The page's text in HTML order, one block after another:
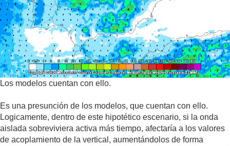
Los modelos cuentan con ello.
Es una presunción de los modelos, que cuentan con ello.
Logicamente, dentro de este hipotético escenario, si la onda
aislada sobreviviera activa más tiempo, afectaría a los valores
de acoplamiento de la vertical, aumentándolos de forma